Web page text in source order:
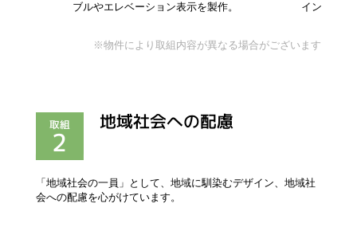
ブルやエレベーション表示を製作。
イン。
※物件により取組内容が異なる場合がございます
取組
2
地域社会への配慮
「地域社会の一員」として、地域に馴染むデザイン、地域社
会への配慮を心がけています。